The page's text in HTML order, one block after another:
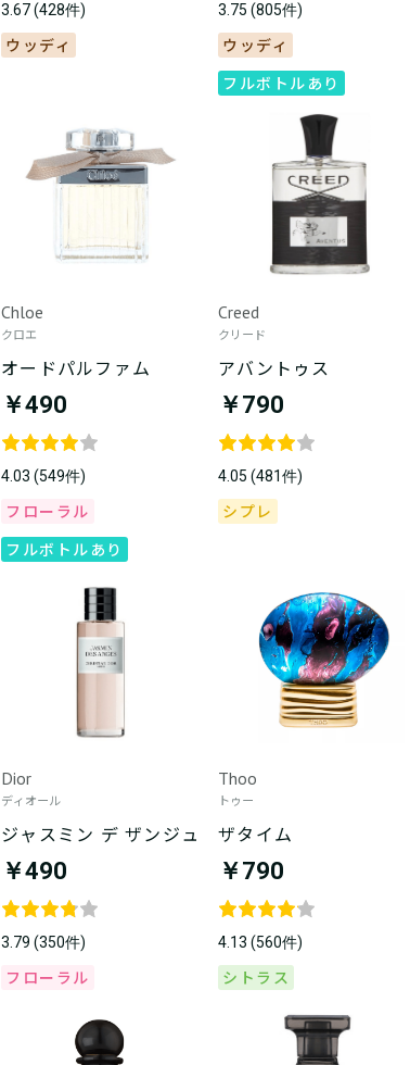
3.67 (428件)
ウッディ
3.75 (805件)
ウッディ
フルボトルあり
Chloe
クロエ
オードパルファム
￥490
4.03 (549件)
フローラル
フルボトルあり
Creed
クリード
アバントゥス
￥790
4.05 (481件)
シプレ
Dior
ディオール
ジャスミン デ ザンジュ
￥490
3.79 (350件)
フローラル
Thoo
トゥー
ザタイム
￥790
4.13 (560件)
シトラス